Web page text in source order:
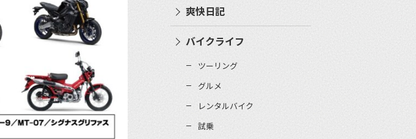
爽快日記
バイクライフ
ツーリング
グルメ
レンタルバイク
試乗